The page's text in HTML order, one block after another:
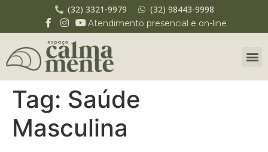
(32) 3321-9979 (32) 98443-9998
Atendimento presencial e on-line
Tag: Saúde
Masculina